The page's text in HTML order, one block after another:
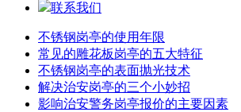
联系我们
不锈钢岗亭的使用年限
常见的雕花板岗亭的五大特征
不锈钢岗亭的表面抛光技术
解决治安岗亭的三个小妙招
影响治安警务岗亭报价的主要因素